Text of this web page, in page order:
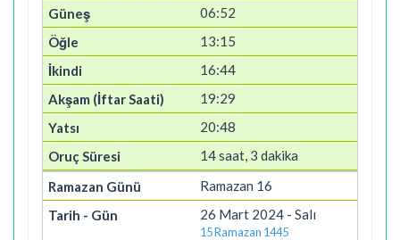
06:52
13:15
16:44
19:29
20:48
14 saat, 3 dakika
Ramazan 16
26 Mart 2024 - Salı
15 Ramazan 1445